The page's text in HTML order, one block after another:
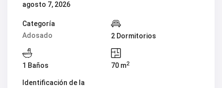
agosto 7, 2026
Categoría
Adosado
2 Dormitorios
1 Baños 70 m2
Identificación de la